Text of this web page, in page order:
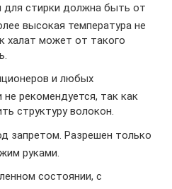
для стирки должна быть от
высокая температура не
халат может от такого
и любых
не рекомендуется, так как
структуру волокон.
запретом. Разрешен только
руками.
состоянии, с